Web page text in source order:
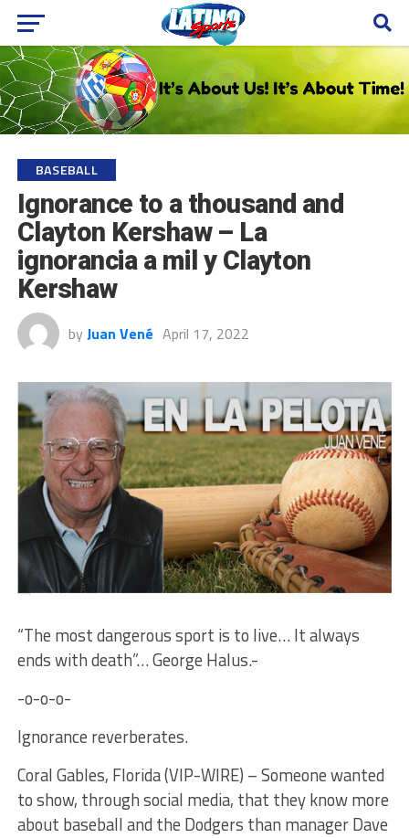
BASEBALL
Ignorance to a thousand and
Clayton Kershaw – La
ignorancia a mil y Clayton
Kershaw
by Juan Vené April 17, 2022
“The most dangerous sport is to live… It always
ends with death”… George Halus.-
-o-o-o-
Ignorance reverberates.
Coral Gables, Florida (VIP-WIRE) – Someone wanted
to show, through social media, that they know more
about baseball and the Dodgers than manager Dave